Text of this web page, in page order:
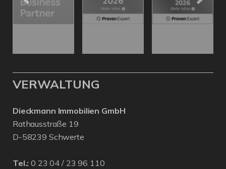
VERWALTUNG
Dieckmann Immobilien GmbH
Rathausstraße 19
D-58239 Schwerte
Tel.: 0 23 04 / 23 96 110